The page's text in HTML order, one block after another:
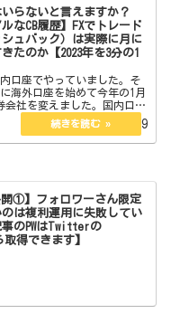
いらないと言えますか？
なCB履歴】FXでトレード
シュバック）は実際に月に
たのか【2023年を3分の1
口座でやっていました。そ
海外口座を始めて今年の1月
会社を変えました。国内口座
うなCBの仕組みはなくyjfxの
ら返ってくるものは利用して
2023.04.29
①】フォロワーさん限定
は複利運用に失敗してい
のPWはTwitterの
取得できます】